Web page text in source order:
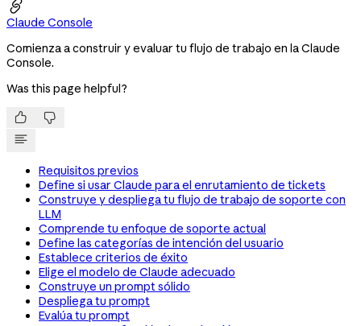

Claude Console
Comienza a construir y evaluar tu flujo de trabajo en la Claude
Console.
Was this page helpful?
 
Requisitos previos
Define si usar Claude para el enrutamiento de tickets
Construye y despliega tu flujo de trabajo de soporte con
LLM
Comprende tu enfoque de soporte actual
Define las categorías de intención del usuario
Establece criterios de éxito
Elige el modelo de Claude adecuado
Construye un prompt sólido
Despliega tu prompt
Evalúa tu prompt